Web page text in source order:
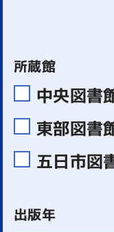
所蔵館
中央図書
東部図書
五日市図
出版年